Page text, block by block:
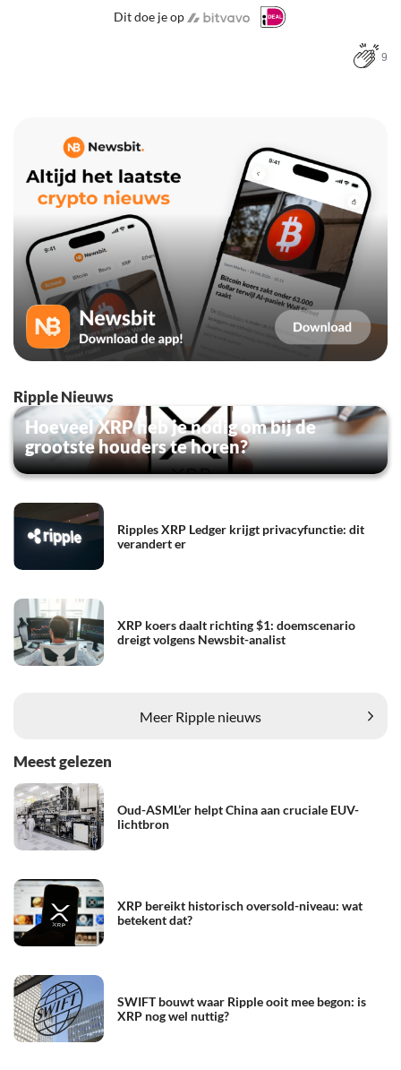
Dit doe je op
9
Ripple Nieuws
Hoeveel XRP heb je nodig om bij de
grootste houders te horen?
Ripples XRP Ledger krijgt privacyfunctie: dit
verandert er
XRP koers daalt richting $1: doemscenario
dreigt volgens Newsbit-analist
Meer Ripple nieuws
Meest gelezen
Oud-ASML’er helpt China aan cruciale EUV-
lichtbron
XRP bereikt historisch oversold-niveau: wat
betekent dat?
SWIFT bouwt waar Ripple ooit mee begon: is
XRP nog wel nuttig?